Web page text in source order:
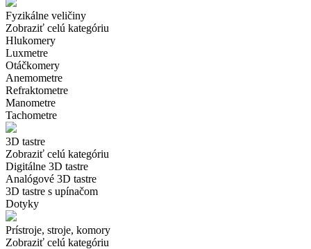
Fyzikálne veličiny
Zobraziť celú kategóriu
Hlukomery
Luxmetre
Otáčkomery
Anemometre
Refraktometre
Manometre
Tachometre
3D tastre
Zobraziť celú kategóriu
Digitálne 3D tastre
Analógové 3D tastre
3D tastre s upínačom
Dotyky
Prístroje, stroje, komory
Zobraziť celú kategóriu